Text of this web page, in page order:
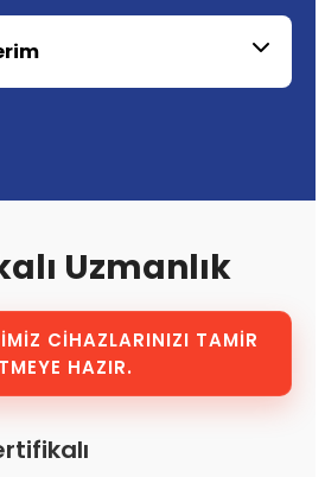
Uzmanlık
CİHAZLARINIZI TAMİR
HAZIR.